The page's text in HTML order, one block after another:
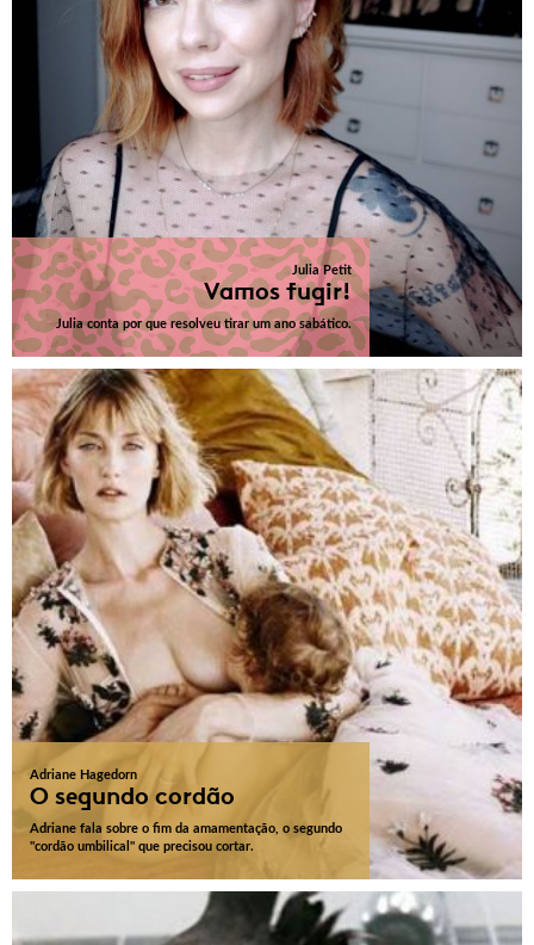
Julia Petit
Vamos fugir!
Julia conta por que resolveu tirar um ano sabático.
Adriane Hagedorn
O segundo cordão
Adriane fala sobre o fim da amamentação, o segundo
"cordão umbilical" que precisou cortar.